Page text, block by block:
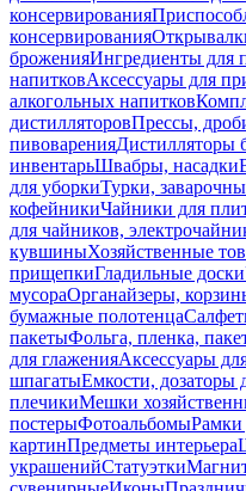
консервирования
консервирования
броженияИнгредиенты для
напитковАксессуары для
алкогольных напитков
дистилляторовПрессы,
пивоваренияДистилляторы
инвентарьШвабры, насадки
для уборкиТурки,
кофейникиЧайники для
для чайников,
кувшиныХозяйственные
прищепкиГладильные доски
мусораОрганайзеры,
бумажные полотенца
пакетыФольга, пленка,
для глаженияАксессуары
шпагатыЕмкости, дозаторы
плечикиМешки
постерыФотоальбомыРамки
картинПредметы интерьера
украшенийСтатуэтки